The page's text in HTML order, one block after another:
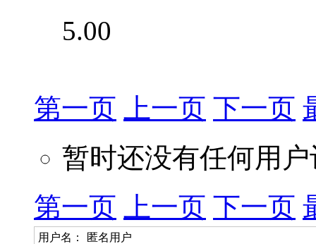
5.00
第一页 上一页 下一页
暂时还没有任何用
第一页
上一页 下一页
用户名：
匿名用户